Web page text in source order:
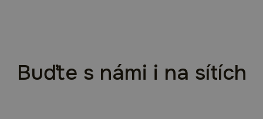
Buďte s námi i na sítích